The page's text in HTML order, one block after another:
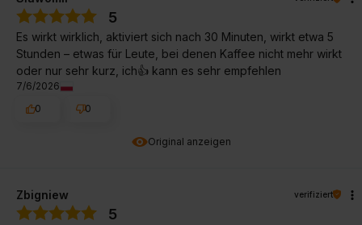
Original anzeigen
5
Es wirkt wirklich, aktiviert sich nach 30 Minuten, wirkt etwa 5
Stunden – etwas für Leute, bei denen Kaffee nicht mehr wirkt
oder nur sehr kurz, ich👍️ kann es sehr empfehlen
7/6/2026
0
0
Zbigniew verifiziert
5